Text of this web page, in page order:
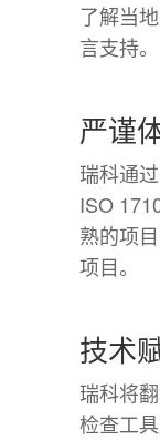
了解当
言支持。
严谨
瑞科通
ISO
熟的项
项目。
技术
瑞科将
检查工